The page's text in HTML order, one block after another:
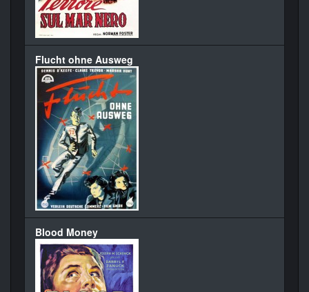
Flucht ohne Ausweg
Blood Money